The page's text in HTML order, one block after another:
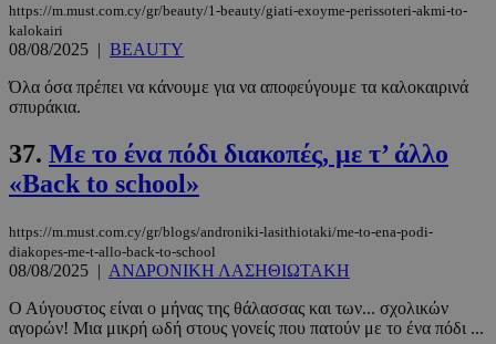
https://m.must.com.cy/gr/beauty/1-beauty/giati-exoyme-perissoteri-akmi-to-
kalokairi
08/08/2025 | BEAUTY
Όλα όσα πρέπει να κάνουμε για να αποφεύγουμε τα καλοκαιρινά
σπυράκια.
37. Με το ένα πόδι διακοπές, με τ’ άλλο
«Back to school»
https://m.must.com.cy/gr/blogs/androniki-lasithiotaki/me-to-ena-podi-
diakopes-me-t-allo-back-to-school
08/08/2025 | ΑΝΔΡΟΝΙΚΗ ΛΑΣΗΘΙΩΤΑΚΗ
Ο Αύγουστος είναι ο μήνας της θάλασσας και των... σχολικών
αγορών! Μια μικρή ωδή στους γονείς που πατούν με το ένα πόδι ...